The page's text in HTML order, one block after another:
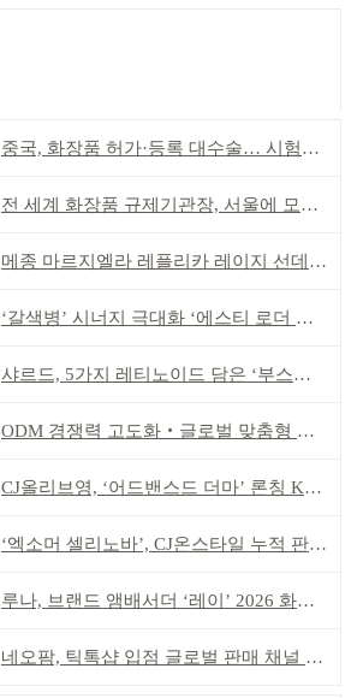
중국, 화장품 허가·등록 대수술… 시험자료 공용 허용
전 세계 화장품 규제기관장, 서울에 모인다
메종 마르지엘라 레플리카 레이지 선데이 모닝 디퓨저
‘갈색병’ 시너지 극대화 ‘에스티 로더 스킨부스터’ 출시
샤르드, 5가지 레티노이드 담은 ‘부스팅 세럼’ 출시
ODM 경쟁력 고도화‧글로벌 맞춤형 제조 역량 강화
CJ올리브영, ‘어드밴스드 더마’ 론칭 K더마 육성 박차
‘엑소머 셀리노바’, CJ온스타일 누적 판매 100억 원 돌파
루나, 브랜드 앰배서더 ‘레이’ 2026 화보 공개
네오팜, 틱톡샵 입점 글로벌 판매 채널 다각화